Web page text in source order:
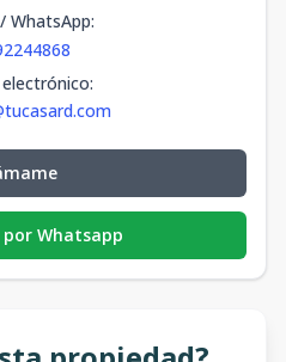
WhatsApp:
:
por Whatsapp